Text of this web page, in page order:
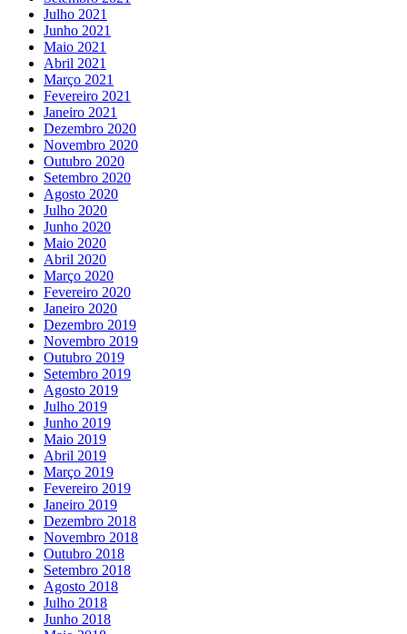
Julho 2021
Junho 2021
Maio 2021
Abril 2021
Março 2021
Fevereiro 2021
Janeiro 2021
Dezembro 2020
Novembro 2020
Outubro 2020
Setembro 2020
Agosto 2020
Julho 2020
Junho 2020
Maio 2020
Abril 2020
Março 2020
Fevereiro 2020
Janeiro 2020
Dezembro 2019
Novembro 2019
Outubro 2019
Setembro 2019
Agosto 2019
Julho 2019
Junho 2019
Maio 2019
Abril 2019
Março 2019
Fevereiro 2019
Janeiro 2019
Dezembro 2018
Novembro 2018
Outubro 2018
Setembro 2018
Agosto 2018
Julho 2018
Junho 2018